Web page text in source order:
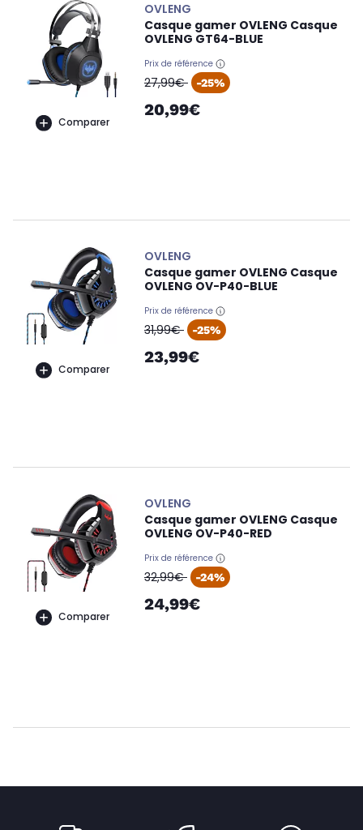
Comparer
OVLENG
Casque gamer OVLENG Casque
OVLENG GT64-BLUE
Prix de référence
oldPrice
27,99€ -25%
20,99€
Comparer
OVLENG
Casque gamer OVLENG Casque
OVLENG OV-P40-BLUE
Prix de référence
oldPrice
31,99€ -25%
23,99€
Comparer
OVLENG
Casque gamer OVLENG Casque
OVLENG OV-P40-RED
Prix de référence
oldPrice
32,99€ -24%
24,99€